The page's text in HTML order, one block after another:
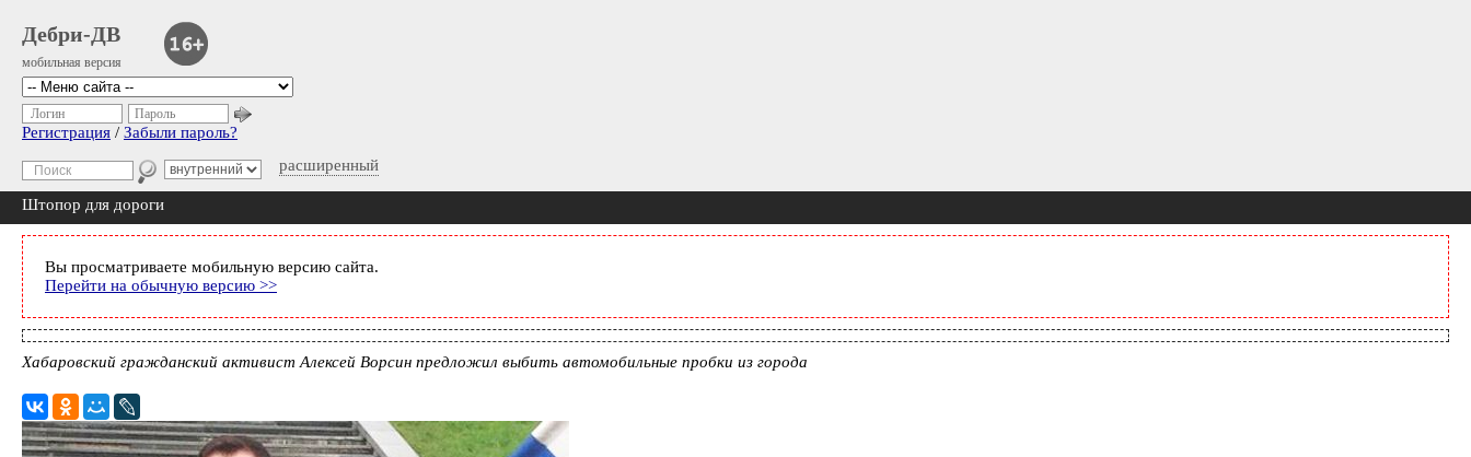
Дебри-ДВ
мобильная версия
расширенный
Логин Пароль
Регистрация / Забыли пароль?
Штопор для дороги
Вы просматриваете мобильную версию сайта.
Перейти на обычную версию >>
Хабаровский гражданский активист Алексей Ворсин предложил выбить автомобильные пробки из города